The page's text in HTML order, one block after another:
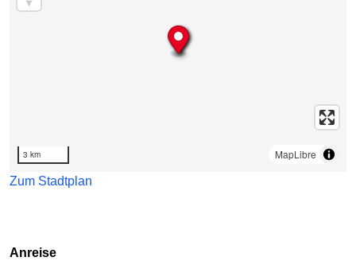
3 km
MapLibre
Zum Stadtplan
Anreise